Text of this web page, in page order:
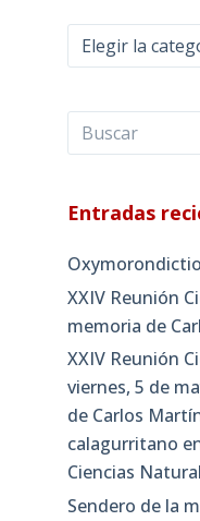
Categorías
Entradas
XXIV Reunión
memoria de
XXIV Reunión
viernes, 5 de
de Carlos
calagurritano
Ciencias
Sendero de la